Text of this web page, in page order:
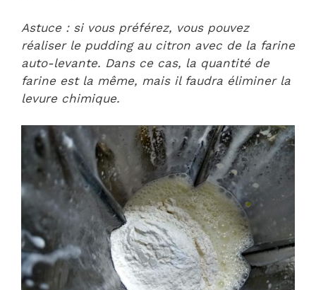
Astuce : si vous préférez, vous pouvez
réaliser le pudding au citron avec de la farine
auto-levante. Dans ce cas, la quantité de
farine est la même, mais il faudra éliminer la
levure chimique.